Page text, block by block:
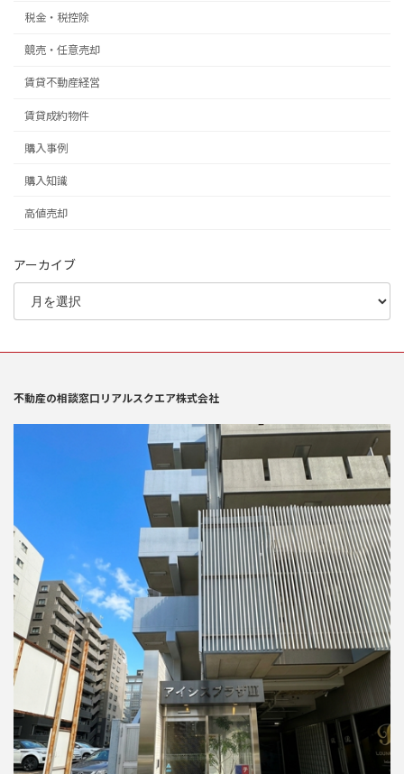
税金・税控除
競売・任意売却
賃貸不動産経営
賃貸成約物件
購入事例
購入知識
高値売却
アーカイブ
不動産の相談窓口リアルスクエア株式会社